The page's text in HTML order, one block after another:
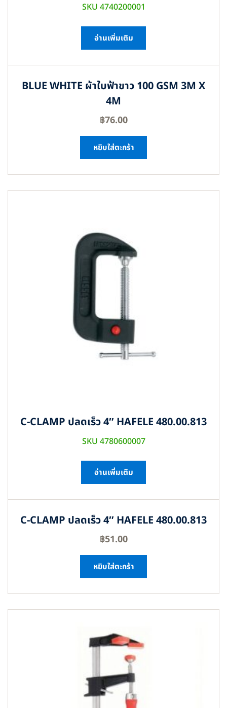
SKU 4740200001
อ่านเพิ่มเติม
BLUE WHITE ผ้าใบฟ้าขาว 100 GSM 3M X
4M
฿76.00
หยิบใส่ตะกร้า
C-CLAMP ปลดเร็ว 4″ HAFELE 480.00.813
SKU 4780600007
อ่านเพิ่มเติม
C-CLAMP ปลดเร็ว 4″ HAFELE 480.00.813
฿51.00
หยิบใส่ตะกร้า